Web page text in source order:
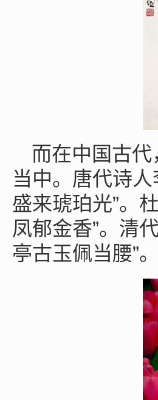
而在中国古
当中。唐代诗
盛来琥珀光”。
凤郁金香”。清
亭古玉佩当腰”